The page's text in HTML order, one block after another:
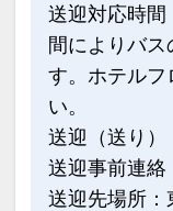
送迎対応時間
間によりバス
す。ホテルフ
い。
送迎（送り）
送迎事前連絡
送迎先場所